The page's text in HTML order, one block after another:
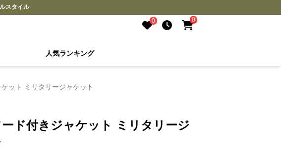
スタイル
0
0
人気ランキング
ット ミリタリージャケット
ド付きジャケット ミリタリージ